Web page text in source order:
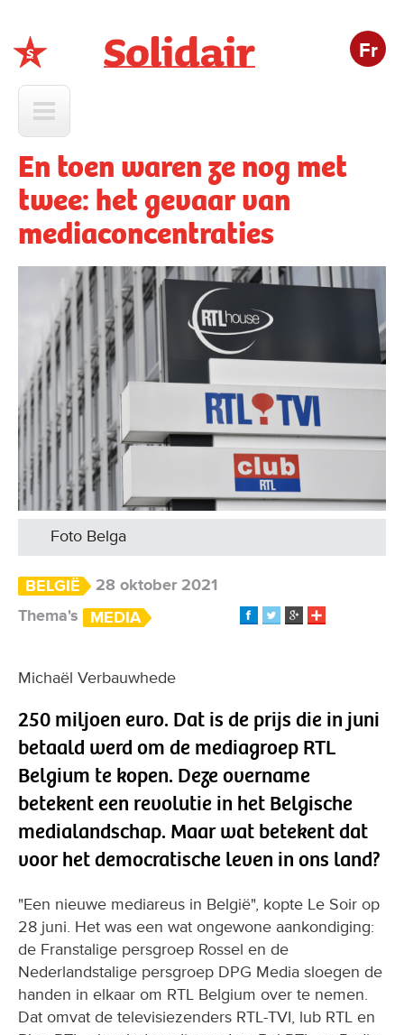
Fr
En toen waren ze nog met
twee: het gevaar van
mediaconcentraties
Foto Belga
BELGIË
28 oktober 2021
Thema's
MEDIA
Michaël Verbauwhede
250 miljoen euro. Dat is de prijs die in juni
betaald werd om de mediagroep RTL
Belgium te kopen. Deze overname
betekent een revolutie in het Belgische
medialandschap. Maar wat betekent dat
voor het democratische leven in ons land?
"Een nieuwe mediareus in België", kopte Le Soir op
28 juni. Het was een wat ongewone aankondiging:
de Franstalige persgroep Rossel en de
Nederlandstalige persgroep DPG Media sloegen de
handen in elkaar om RTL Belgium over te nemen.
Dat omvat de televisiezenders RTL-TVI, lub RTL en